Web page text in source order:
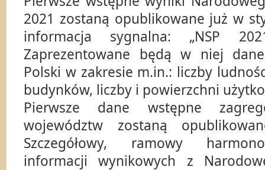
2021 zostaną opublikowane już w
informacja sygnalna: „NSP
Zaprezentowane będą w niej
Polski w zakresie m.in.: liczby
budynków, liczby i powierzchni
Pierwsze dane wstępne
województw zostaną
Szczegółowy, ramowy
informacji wynikowych z